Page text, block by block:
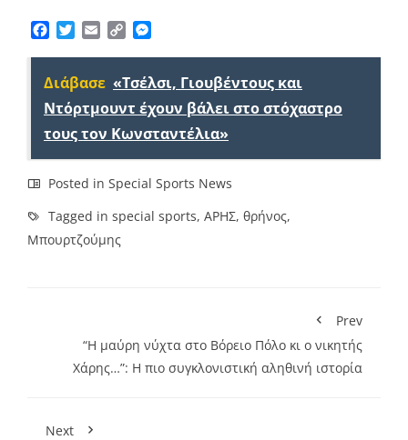
Facebook
TwitterEmailCopy
Διάβασε «Τσέλσι, Γιουβέντους και
Ντόρτμουντ έχουν βάλει στο στόχαστρο
τους τον Κωνσταντέλια»
Posted in Special Sports News
Tagged in special sports, ΑΡΗΣ, θρήνος,
Μπουρτζούμης
Prev
“Η μαύρη νύχτα στο Βόρειο Πόλο κι ο νικητής
Χάρης…”: Η πιο συγκλονιστική αληθινή ιστορία
Next